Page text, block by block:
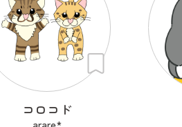
コロコド